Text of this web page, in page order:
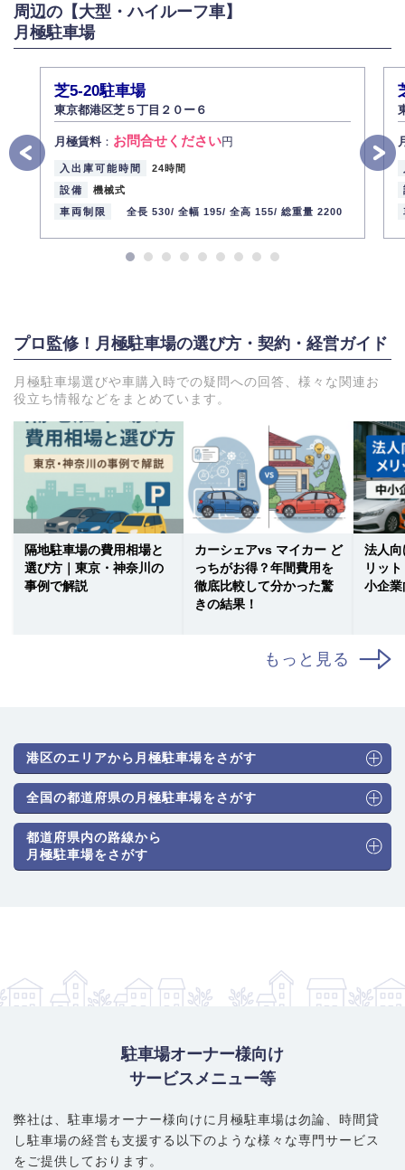
周辺の【大型・ハイルーフ車】
月極駐車場
芝5-20駐車場
東京都港区芝５丁目２０ー６
月極賃料： お問合せください円
入出庫可能時間
24時間
設備
機械式
車両制限
全長 530/ 全幅 195/ 全高 155/ 総重量 2200
プロ監修！月極駐車場の選び方・契約・経営ガイド
月極駐車場選びや車購入時での疑問への回答、様々な関連お
役立ち情報などをまとめています。
隔地駐車場の費用相場と
選び方｜東京・神奈川の
事例で解説
カーシェアvs マイカー ど
っちがお得？年間費用を
徹底比較して分かった驚
きの結果！
法人
リッ
小企
もっと見る
港区のエリアから月極駐車場をさがす
全国の都道府県の月極駐車場をさがす
都道府県内の路線から
月極駐車場をさがす
駐車場オーナー様向け
サービスメニュー等
弊社は、駐車場オーナー様向けに月極駐車場は勿論、 時間貸
し駐車場の経営も支援する以下のような様々な専門サービス
をご提供しております。